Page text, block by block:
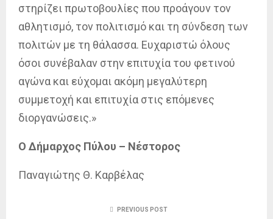
στηρίζει πρωτοβουλίες που προάγουν τον
αθλητισμό, τον πολιτισμό και τη σύνδεση των
πολιτών με τη θάλασσα. Ευχαριστώ όλους
όσοι συνέβαλαν στην επιτυχία του φετινού
αγώνα και εύχομαι ακόμη μεγαλύτερη
συμμετοχή και επιτυχία στις επόμενες
διοργανώσεις.»
Ο Δήμαρχος Πύλου – Νέστορος
Παναγιώτης Θ. Καρβέλας
PREVIOUS POST